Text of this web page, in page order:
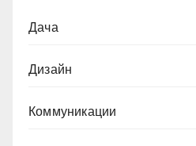
Дача
Дизайн
Коммуникации